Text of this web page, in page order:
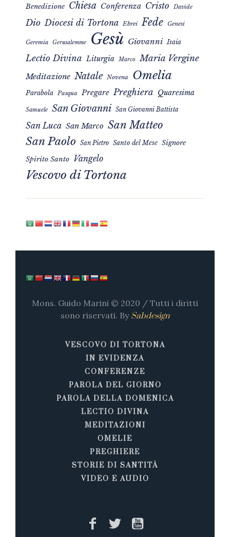
Benedizione Chiesa Conferenza Cristo Davide
Dio Diocesi di Tortona Ebrei Fede Genesi
Geremia Gerusalemme Gesù Giovanni Isaia
Lectio Divina Liturgia Marco Maria Vergine
Meditazione Natale Novena Omelia
Parabola Pasqua Pregare Preghiera Quaresima
Samuele San Giovanni San Giovanni Battista
San Luca San Marco San Matteo
San Paolo San Pietro Santo del Mese Signore
Spirito Santo Vangelo
Vescovo di Tortona
Mons. Guido Marini © 2020 / Tutti i diritti
sono riservati. By Sabdesign
VESCOVO DI TORTONA
IN EVIDENZA
CONFERENZE
PAROLA DEL GIORNO
PAROLA DELLA DOMENICA
LECTIO DIVINA
MEDITAZIONI
OMELIE
PREGHIERE
STORIE DI SANTITÀ
VIDEO E AUDIO